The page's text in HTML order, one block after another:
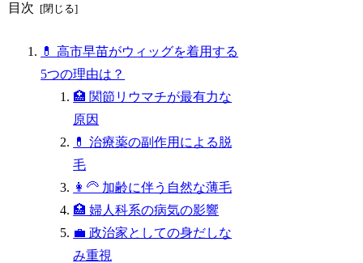
目次
💊 高市早苗がウィッグを着用する
5つの理由は？
🏥 関節リウマチが最有力な
原因
💊 治療薬の副作用による脱
毛
👩‍🦳 加齢に伴う自然な薄毛
🏥 婦人科系の病気の影響
💼 政治家としての身だしな
み重視